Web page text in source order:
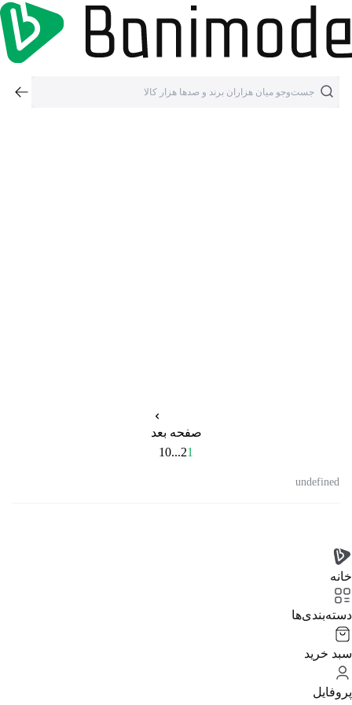
صفحه بعد
1
2
...
10
undefined
خانه
دسته‌بندی‌‌ها
سبد خرید
پروفایل